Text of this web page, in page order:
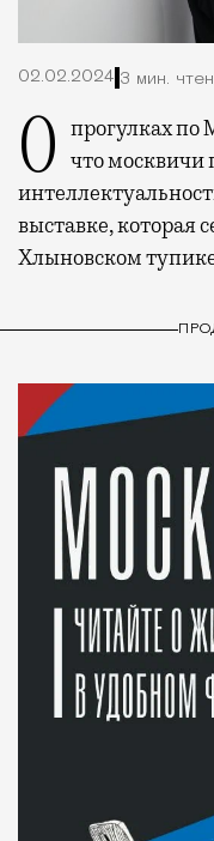
02.02.2024 3 мин.
О прогулках по Москве с фотоаппаратом, о том, что
выставке, которая
Хлыновском